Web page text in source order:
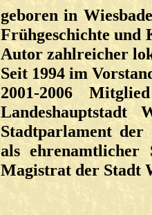
geboren in
Frühgeschichte und
Autor zahlreicher
Seit 1994 im
2001-2006
Landeshauptstadt
Stadtparlament der
als
Magistrat der Stadt